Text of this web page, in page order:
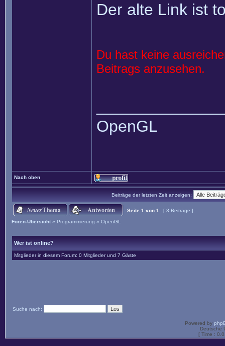
Der alte Link ist
Du hast keine
Beitrags anzusehen.
OpenGL
Nach oben
Beiträge der letzten Zeit anzeigen:
Seite 1 von 1
[ 3 Beiträge ]
Foren-Übersicht » Programmierung » OpenGL
Wer ist online?
Mitglieder in diesem Forum: 0 Mitglieder und 7 Gäste
Suche nach:
Powered by
Deutsche
[ Time :